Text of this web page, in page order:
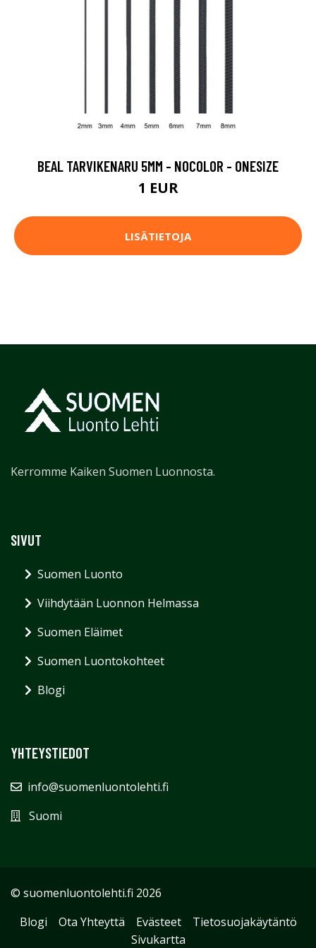
BEAL TARVIKENARU 5MM - NOCOLOR - ONESIZE
1 EUR
LISÄTIETOJA
Kerromme Kaiken Suomen Luonnosta.
SIVUT
Suomen Luonto
Viihdytään Luonnon Helmassa
Suomen Eläimet
Suomen Luontokohteet
Blogi
YHTEYSTIEDOT
info@suomenluontolehti.fi
Suomi
© suomenluontolehti.fi 2026
Blogi
Ota Yhteyttä Evästeet
Tietosuojakäytäntö
Sivukartta